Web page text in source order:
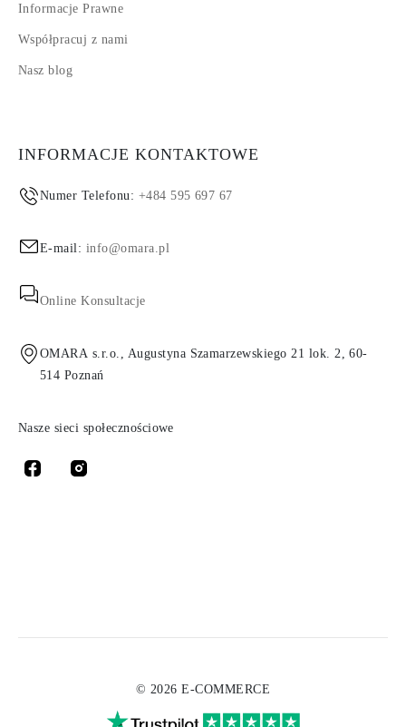
Informacje Prawne
Współpracuj z nami
Nasz blog
INFORMACJE KONTAKTOWE
Numer Telefonu: +484 595 697 67
E-mail: info@omara.pl
Online Konsultacje
OMARA s.r.o., Augustyna Szamarzewskiego 21 lok. 2, 60-
514 Poznań
Nasze sieci społecznościowe
© 2026 E-COMMERCE